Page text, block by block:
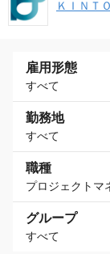
ＫＩＮＴ
雇用形態
すべて
勤務地
すべて
職種
プロジェクトマ
グループ
すべて